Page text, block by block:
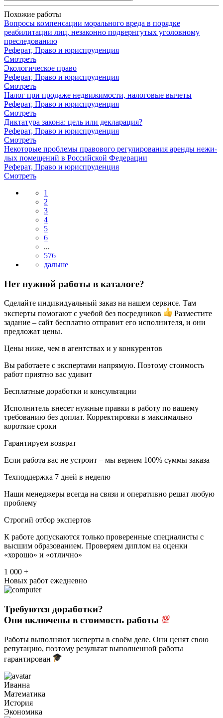
Похожие работы
Вопросы компенсации морального вреда в порядке
реабилитации лиц, незаконно подвернгутых уголовному
преследованию
Реферат, Право и юриспруденция
Смотреть
Экологическое право
Реферат, Право и юриспруденция
Смотреть
Налог при продаже недвижимости, налоговые вычеты
Реферат, Право и юриспруденция
Смотреть
Диктатура закона: цель или декларация?
Реферат, Право и юриспруденция
Смотреть
Некоторые проблемы правового регулирования аренды нежи-
лых помещений в Российской Федерации
Реферат, Право и юриспруденция
Смотреть
1
2
3
4
5
6
...
576
Нет нужной работы в каталоге?
Сделайте индивидуальный заказ на нашем сервисе. Там
эксперты помогают с учебой без посредников
Разместите
задание – сайт бесплатно отправит его исполнителя, и они
предложат цены.
Цены ниже, чем в агентствах и у конкурентов
Вы работаете с экспертами напрямую. Поэтому стоимость
работ приятно вас удивит
Бесплатные доработки и консультации
Исполнитель внесет нужные правки в работу по вашему
требованию без доплат. Корректировки в максимально
короткие сроки
Гарантируем возврат
Если работа вас не устроит – мы вернем 100% суммы заказа
Техподдержка 7 дней в неделю
Наши менеджеры всегда на связи и оперативно решат любую
проблему
Строгий отбор экспертов
К работе допускаются только проверенные специалисты с
высшим образованием. Проверяем диплом на оценки
«хорошо» и «отлично»
1 000 +
Новых работ ежедневно
Требуются доработки?
Они включены в стоимость работы
Работы выполняют эксперты в своём деле. Они ценят свою
репутацию, поэтому результат выполненной работы
гарантирован
Иванна
Математика
История
Экономика